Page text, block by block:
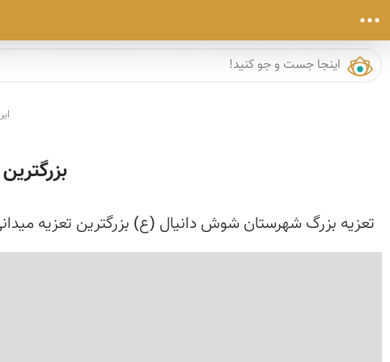
تعزیه بزرگ شهرستان شوش دانیال (ع) بزرگترین تعزیه میدانی در سطح كشور است كه امسال 104 شد. این